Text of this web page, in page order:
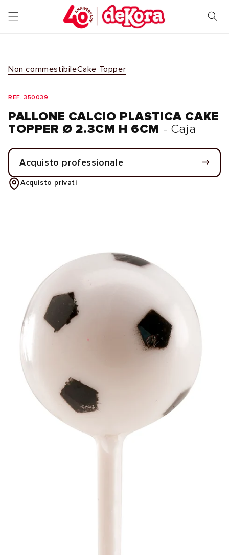
direttamente
ai contenuti
Non commestibileCake Topper
REF. 350039
PALLONE CALCIO PLASTICA CAKE
TOPPER Ø 2.3CM H 6CM - Caja
Acquisto professionale
Acquisto privati